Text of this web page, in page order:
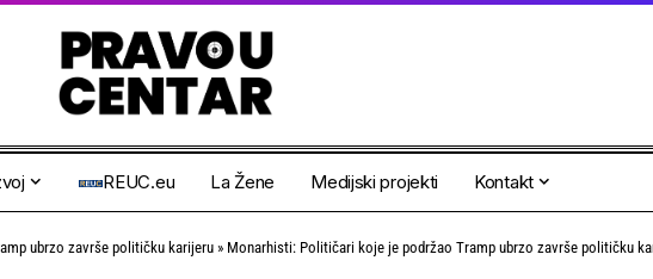
REUC.eu La Žene Medijski projekti Kontakt
ubrzo završe političku karijeru» Monarhisti: Političari koje je podržao Tramp ubrzo završe političku